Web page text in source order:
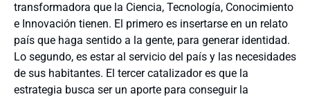
transformadora que la Ciencia, Tecnología, Conocimiento
e Innovación tienen. El primero es insertarse en un relato
país que haga sentido a la gente, para generar identidad.
Lo segundo, es estar al servicio del país y las necesidades
de sus habitantes. El tercer catalizador es que la
estrategia busca ser un aporte para conseguir la